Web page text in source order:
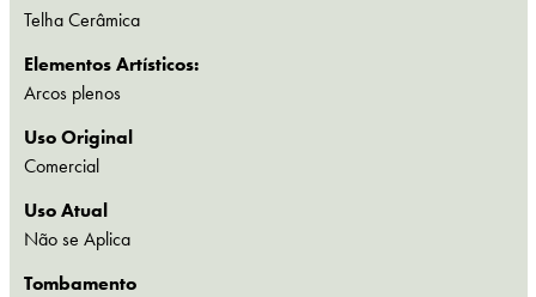
Telha Cerâmica
Elementos Artísticos:
Arcos plenos
Uso Original
Comercial
Uso Atual
Não se Aplica
Tombamento